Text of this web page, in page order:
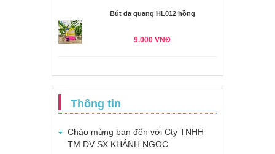
Bút dạ quang HL012 hồng
9.000 VNĐ
Thông tin
Chào mừng bạn đến với Cty TNHH
TM DV SX KHÁNH NGỌC